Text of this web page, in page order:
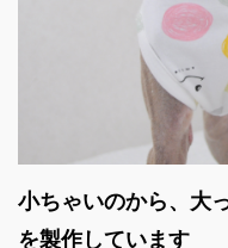
小ちゃいのから、大
を製作しています